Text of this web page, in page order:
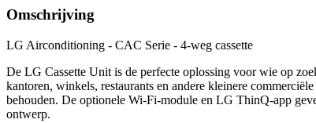
Omschrijving
LG Airconditioning - CAC Serie - 4-weg cassette
De LG Cassette Unit is de perfecte oplossing voor wie op
kantoren, winkels, restaurants en andere kleinere
behouden. De optionele Wi-Fi-module en LG ThinQ-app
ontwerp.